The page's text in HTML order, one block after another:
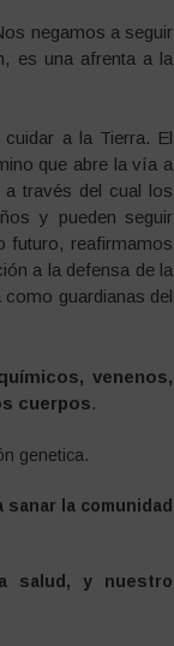
negamos a seguir
es una afrenta a la
a la Tierra. El
que abre la vía a
través del cual los
y pueden seguir
futuro, reafirmamos
a la defensa de la
guardianas del
venenos,
cuerpos.
genetica.
la comunidad
salud, y nuestro